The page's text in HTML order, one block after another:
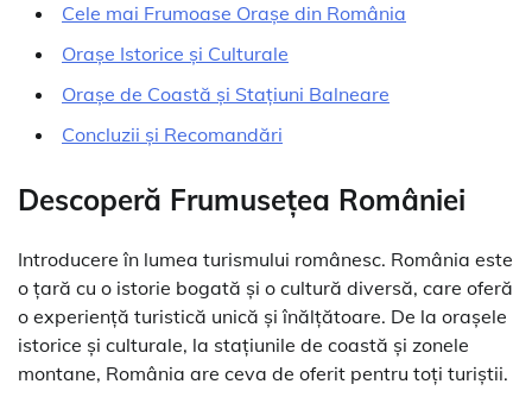
Cele mai Frumoase Orașe din România
Orașe Istorice și Culturale
Orașe de Coastă și Stațiuni Balneare
Concluzii și Recomandări
Descoperă Frumusețea României
Introducere în lumea turismului românesc. România este
o țară cu o istorie bogată și o cultură diversă, care oferă
o experiență turistică unică și înălțătoare. De la orașele
istorice și culturale, la stațiunile de coastă și zonele
montane, România are ceva de oferit pentru toți turiștii.